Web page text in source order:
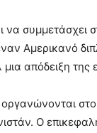
να συμμετάσχει
Αμερικανό
απόδειξη της
οργανώνονται
Ο